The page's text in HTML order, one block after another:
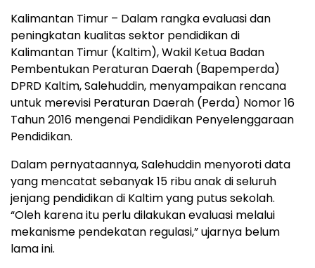
Kalimantan Timur – Dalam rangka evaluasi dan
peningkatan kualitas sektor pendidikan di
Kalimantan Timur (Kaltim), Wakil Ketua Badan
Pembentukan Peraturan Daerah (Bapemperda)
DPRD Kaltim, Salehuddin, menyampaikan rencana
untuk merevisi Peraturan Daerah (Perda) Nomor 16
Tahun 2016 mengenai Pendidikan Penyelenggaraan
Pendidikan.
Dalam pernyataannya, Salehuddin menyoroti data
yang mencatat sebanyak 15 ribu anak di seluruh
jenjang pendidikan di Kaltim yang putus sekolah.
“Oleh karena itu perlu dilakukan evaluasi melalui
mekanisme pendekatan regulasi,” ujarnya belum
lama ini.